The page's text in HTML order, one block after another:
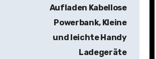
Aufladen Kabellose
Powerbank, Kleine
und leichte Handy
Ladegeräte